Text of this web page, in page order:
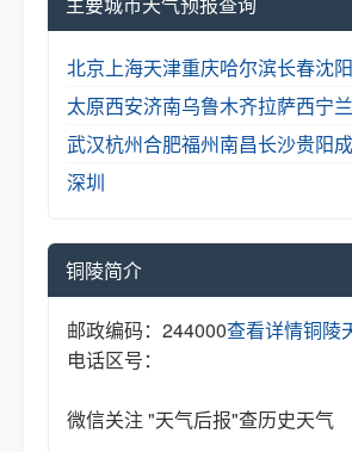
北京上海天津重庆哈尔滨长春沈阳
太原西安济南乌鲁木齐拉萨西宁
武汉杭州合肥福州南昌长沙贵阳
深圳
铜陵简介
邮政编码：244000
电话区号：
查看详情铜陵
微信关注 "天气后报"查历史天气